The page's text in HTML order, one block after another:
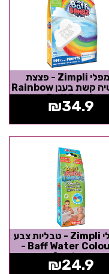
זימפלי Zimpli - פצצת
אמבטיה קשת בענן Rainbow
Baff Bomb
₪34.9
זימפלי Zimpli - טבליות צבע
Baff Water Colours -
טבליות 9
₪24.9